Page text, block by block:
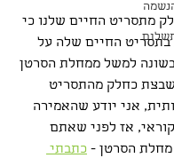
מתסריט החיים שלנו כי
החיים שלה על
למשל ממחלת הסרטן
כחלק מהתסריט
אני יודע שהאמירה
אז לפני שאתם
מחלת הסרטן - כתבתי